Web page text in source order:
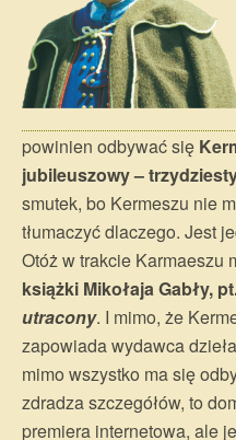
powinien odbywać się
jubileuszowy –
smutek, bo Kermeszu nie
tłumaczyć dlaczego. Jest
Otóż w trakcie Karmaeszu
książki Mikołaja Gabły,
utracony. I mimo, że
zapowiada wydawca
mimo wszystko ma się
zdradza szczegółów, to
premiera internetowa, ale